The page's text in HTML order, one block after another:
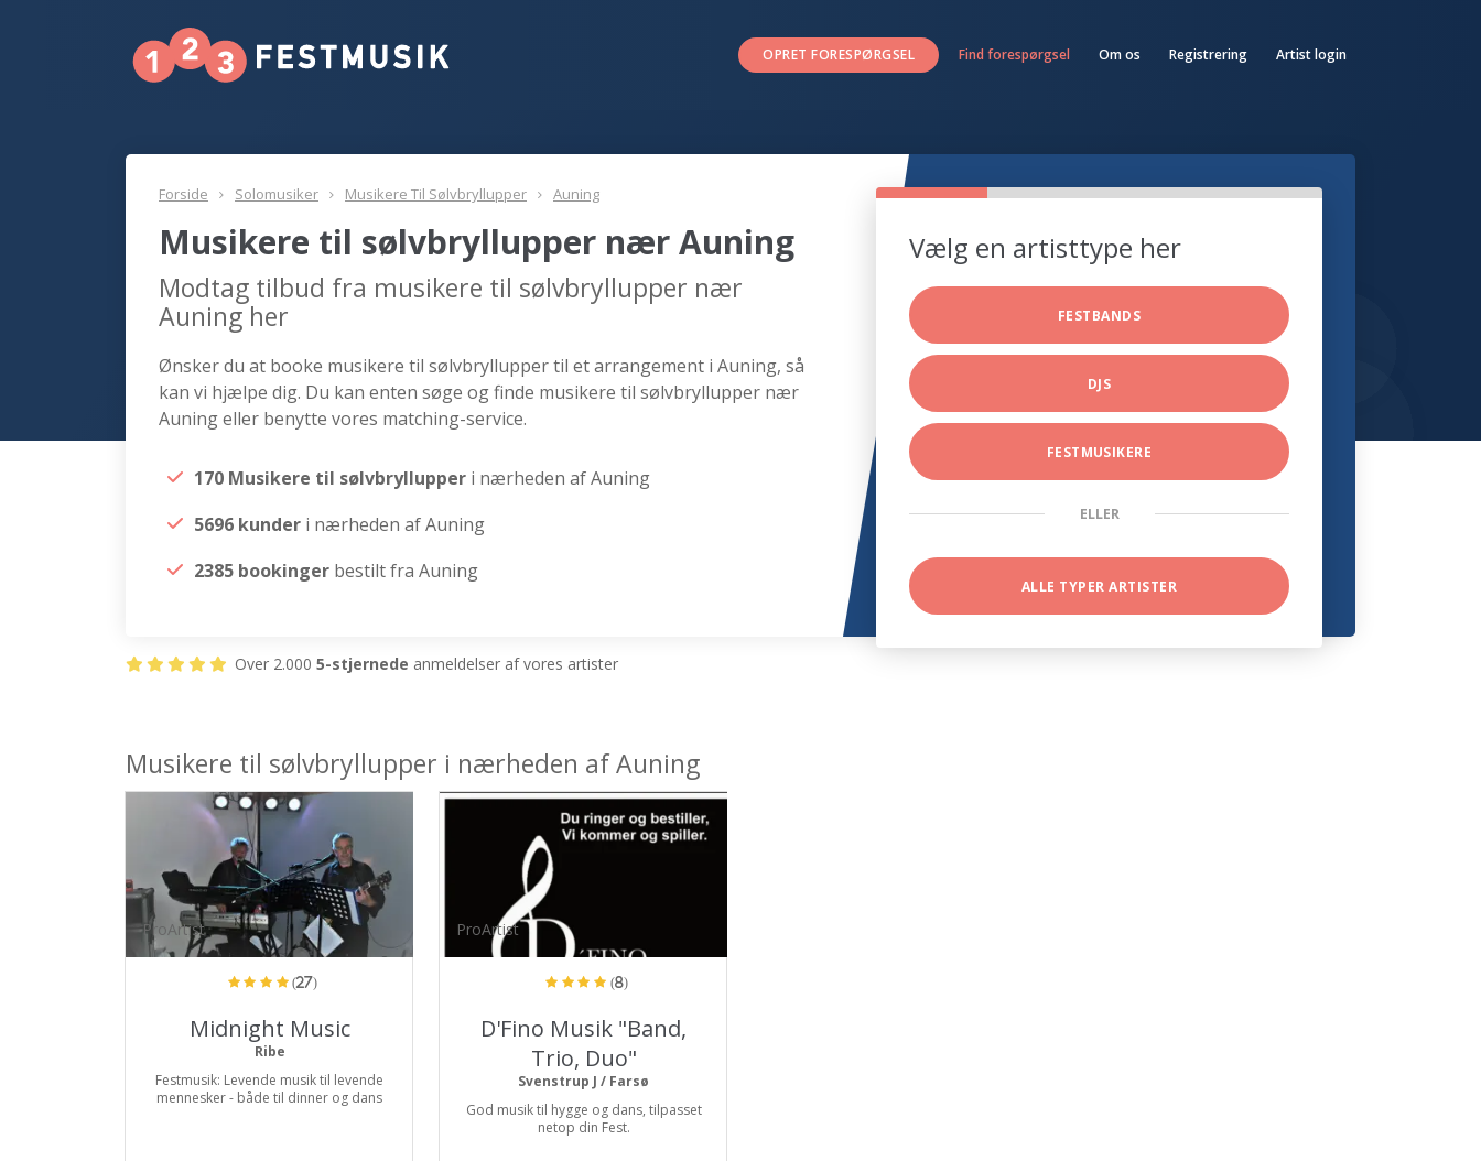
OPRET FORESPØRGSEL Find forespørgsel Om os Registrering Artist login
Forside Solomusiker Musikere Til Sølvbryllupper Auning
Musikere til sølvbryllupper nær Auning
Modtag tilbud fra musikere til sølvbryllupper nær
Auning her
Ønsker du at booke musikere til sølvbryllupper til et arrangement i Auning, så
kan vi hjælpe dig. Du kan enten søge og finde musikere til sølvbryllupper nær
Auning eller benytte vores matching-service.
170 Musikere til sølvbryllupper i nærheden af Auning
5696 kunder i nærheden af Auning
2385 bookinger bestilt fra Auning
Vælg en artisttype her
FESTBANDS
DJS
FESTMUSIKERE
ELLER
ALLE TYPER ARTISTER
Over 2.000 5-stjernede anmeldelser af vores artister
Musikere til sølvbryllupper i nærheden af Auning
ProArtist
(27)
Midnight Music
Ribe
Festmusik: Levende musik til levende
mennesker - både til dinner og dans
ProArtist
(8)
D'Fino Musik "Band,
Trio, Duo"
Svenstrup J / Farsø
God musik til hygge og dans, tilpasset
netop din Fest.